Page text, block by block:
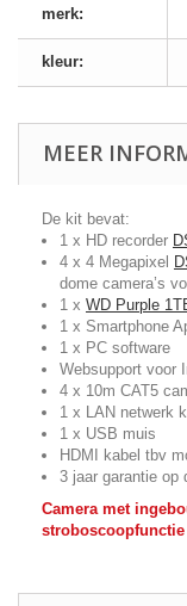
merk:
kleur:
MEER
De kit bevat:
1 x HD recorder
4 x 4 Megapixel
dome camera’s
1 x WD Purple
1 x Smartphone
1 x PC software
Websupport voor
4 x 10m CAT5
1 x LAN netwerk
1 x USB muis
HDMI kabel tbv
3 jaar garantie op
Camera met
stroboscoopfunctie